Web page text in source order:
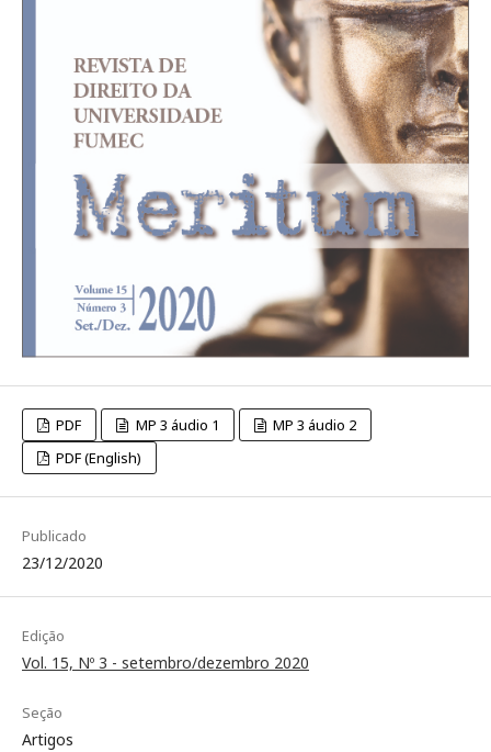
PDF MP 3 áudio 1
MP 3 áudio 2
PDF (English)
Publicado
23/12/2020
Edição
Vol. 15, Nº 3 - setembro/dezembro 2020
Seção
Artigos